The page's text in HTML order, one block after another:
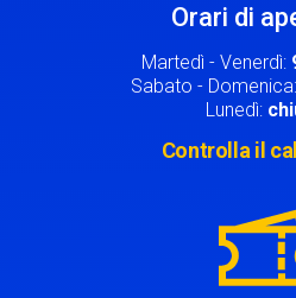
Orari di
Martedì - Venerdì:
Sabato - Domenica:
Lunedì:
Controlla il